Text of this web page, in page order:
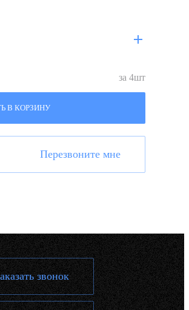
за 4шт
В КОРЗИНУ
Перезвоните мне
звонок